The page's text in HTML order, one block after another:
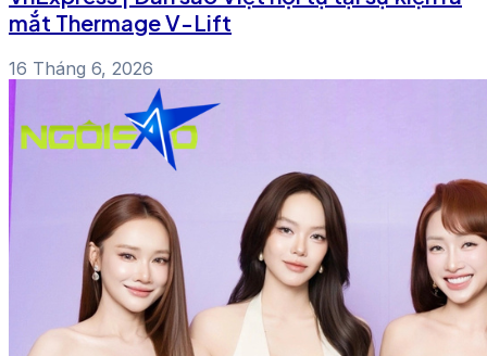
mắt Thermage V-Lift
16 Tháng 6, 2026